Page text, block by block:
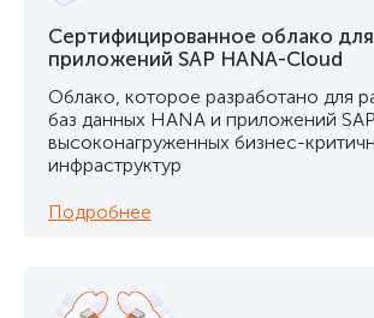
Сертифицированное облако для
приложений SAP HANA-Cloud
Облако, которое разработано для
баз данных HANA и приложений
высоконагруженных бизнес-
инфраструктур
Подробнее